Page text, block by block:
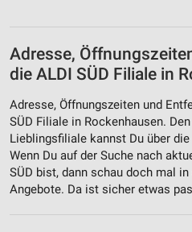
Adresse,
die ALDI SÜD Filiale in
Adresse, Öffnungszeiten und
SÜD Filiale in Rockenhausen.
Lieblingsfiliale kannst Du über
Wenn Du auf der Suche nach
SÜD bist, dann schau doch mal
Angebote. Da ist sicher etwas